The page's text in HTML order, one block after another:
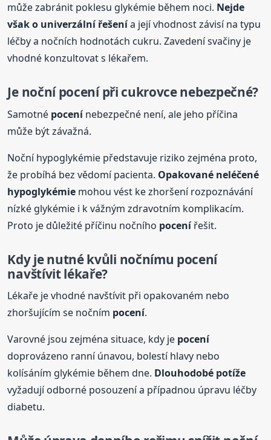
může zabránit poklesu glykémie během noci. Nejde
však o univerzální řešenía její vhodnost závisí na typu
léčby a nočních hodnotách cukru. Zavedení svačiny je
vhodné konzultovat s lékařem.
Je nočnípocenípři cukrovce nebezpečné?
Samotné pocenínebezpečné není, ale jeho příčina
může být závažná.
Noční hypoglykémie představuje riziko zejména proto,
že probíhá bez vědomí pacienta. Opakované neléčené
hypoglykémie mohou vést ke zhoršení rozpoznávání
nízké glykémie i k vážným zdravotním komplikacím.
Proto je důležité příčinu nočního pocenířešit.
Kdy je nutné kvůli nočnímu pocení
navštívit lékaře?
Lékaře je vhodné navštívit při opakovaném nebo
zhoršujícím se nočním pocení.
Varovné jsou zejména situace, kdy je pocení
doprovázeno ranní únavou, bolestí hlavy nebo
kolísáním glykémie během dne. Dlouhodobé potíže
vyžadují odborné posouzení a případnou úpravu léčby
diabetu.